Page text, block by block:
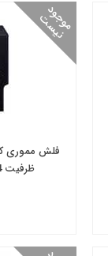
م
و
ج
و
د
ن
ی
س
ت
ظرفیت 64 گیگابایت